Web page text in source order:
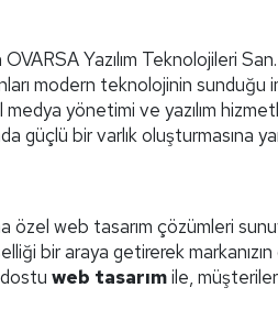
Yazılım Teknolojileri
modern teknolojinin sunduğu
yönetimi ve yazılım
bir varlık oluşturmasına
özel web tasarım çözümleri
bir araya getirerek markanızın
dostu web tasarımile,